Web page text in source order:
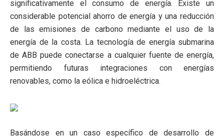
significativamente el consumo de energía. Existe un
considerable potencial ahorro de energía y una reducción
de las emisiones de carbono mediante el uso de la
energía de la costa. La tecnología de energía submarina
de ABB puede conectarse a cualquier fuente de energía,
permitiendo futuras integraciones con energías
renovables, como la eólica e hidroeléctrica.
Basándose en un caso específico de desarrollo de